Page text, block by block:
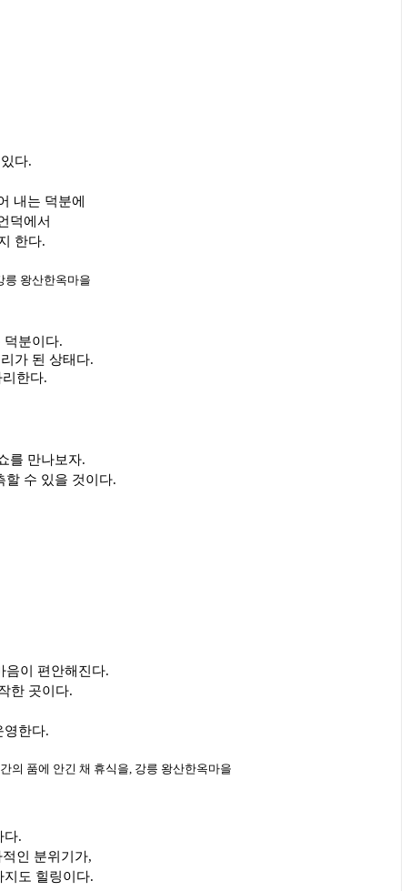
다.
내는 덕분에
덕에서
한다.
덕분이다.
가 된 상태다.
한다.
를 만나보자.
할 수 있을 것이다.
음이 편안해진다.
한 곳이다.
영한다.
다.
인 분위기가,
도 힐링이다.